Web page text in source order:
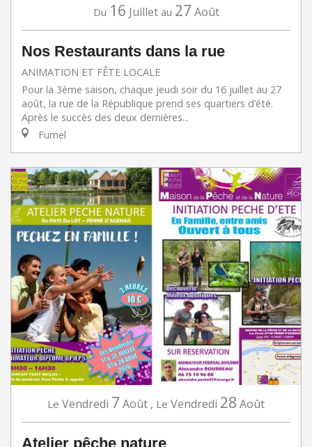
Du 16 Juillet au 27 Août
Nos Restaurants dans la rue
ANIMATION ET FÊTE LOCALE
Pour la 3ème saison, chaque jeudi soir du 16 juillet au 27
août, la rue de la République prend ses quartiers d’été.
Après le succès des deux dernières...
Fumel
Le Vendredi 7 Août , Le Vendredi 28 Août
Atelier pêche nature